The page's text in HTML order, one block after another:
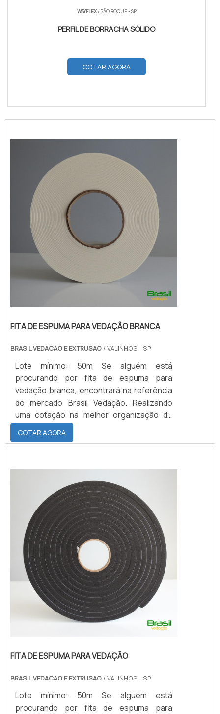
WAYFLEX/ SÃO ROQUE - SP
PERFIL DE BORRACHA SÓLIDO
COTAR AGORA
FITA DE ESPUMA PARA VEDAÇÃO BRANCA
BRASIL VEDACAO E EXTRUSAO / VALINHOS - SP
Lote mínimo: 50m Se alguém está
procurando por fita de espuma para
vedação branca, encontrará na referência
do mercado Brasil Vedação. Realizando
uma cotação na melhor organização do
ramo e descobrindo a maior referência de
qualidade da área de atuação.Quando a
busca é por fita de espuma para vedação
que não desbotam ou amarelam.MAIS
SOBRE FITA DE ESPUMA P...
COTAR AGORA
FITA DE ESPUMA PARA VEDAÇÃO
BRASIL VEDACAO E EXTRUSAO / VALINHOS - SP
Lote mínimo: 50m Se alguém está
procurando por fita de espuma para